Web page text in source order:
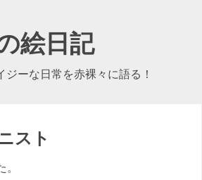
絵日記
ーな日常を赤裸々に語る！
スト